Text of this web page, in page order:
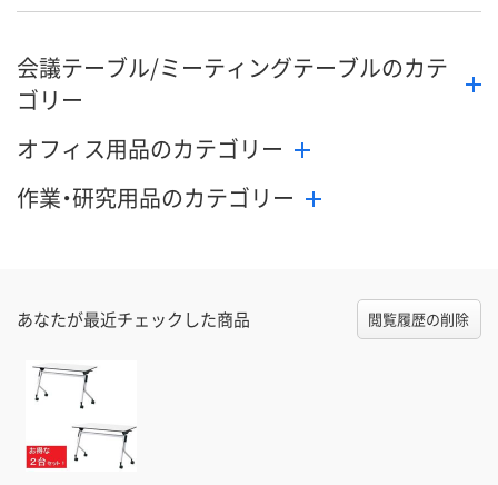
カゴへ カゴへ カ
会議テーブル/ミーティングテーブルのカテ
ゴリー
オフィス用品のカテゴリー
作業・研究用品のカテゴリー
あなたが最近チェックした商品 閲覧履歴の削除